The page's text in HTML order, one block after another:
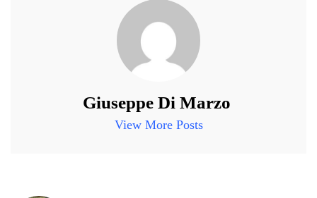
Giuseppe Di Marzo
View More Posts